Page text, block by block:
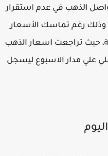
الذهب في عدم استقرار
رغم تماسك الأسعار
تراجعت اسعار الذهب
مدار الاسبوع ليسجل